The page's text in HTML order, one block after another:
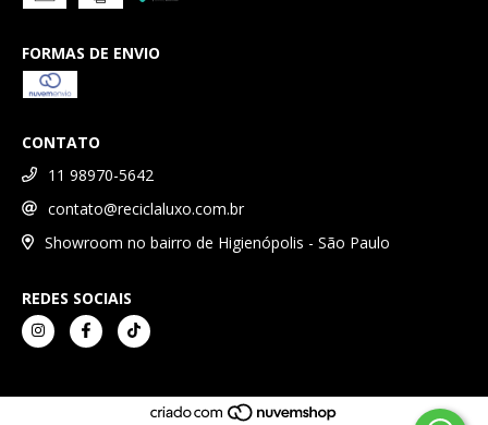
FORMAS DE ENVIO
CONTATO
11 98970-5642
contato@reciclaluxo.com.br
Showroom no bairro de Higienópolis - São Paulo
REDES SOCIAIS